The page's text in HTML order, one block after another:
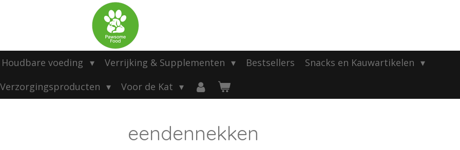
Houdbare voeding Verrijking & Supplementen Bestsellers
Snacks en Kauwartikelen
Verzorgingsproducten
Voor de Kat
eendennekken